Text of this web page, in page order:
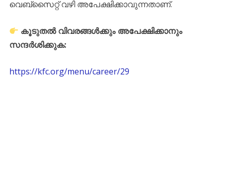
വെബ്സൈറ്റ് വഴി അപേക്ഷിക്കാവുന്നതാണ്.
കൂടുതൽ വിവരങ്ങൾക്കും അപേക്ഷിക്കാനും
സന്ദർശിക്കുക:
https://kfc.org/menu/career/29